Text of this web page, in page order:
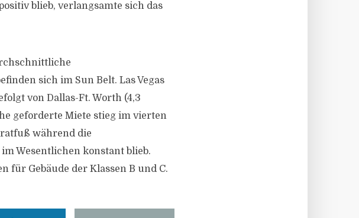
blieb, verlangsamte sich das
sich im Sun Belt. Las Vegas
von Dallas-Ft. Worth (4,3
geforderte Miete stieg im vierten
während die
Wesentlichen konstant blieb.
für Gebäude der Klassen B und C.